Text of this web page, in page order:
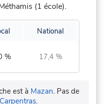
(1 école).
National
% 17,4 %
est à Mazan. Pas de
Carpentras.